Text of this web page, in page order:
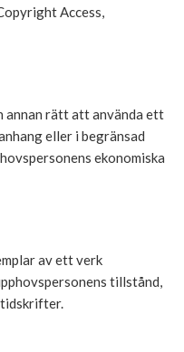
Access,
annan rätt att använda ett
eller i begränsad
ekonomiska
av ett verk
tillstånd,
tidskrifter.